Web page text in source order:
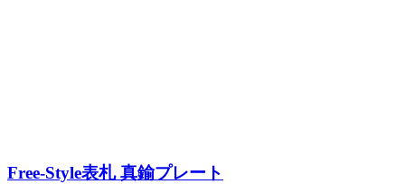
Free-Style表札 真鍮プレート